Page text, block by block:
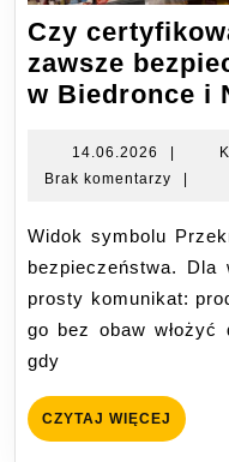
Czy
zawsze
w Biedronce i
14.06.2026
Brak komentarzy
Widok symbolu Przekreślonego Kłosa daje poczucie
bezpieczeństwa.
prosty komunikat:
go bez obaw
gdy
CZYTAJ WIĘCEJ CZYTAJ
WIĘCEJ